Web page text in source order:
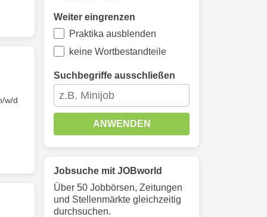
w/d
Weiter eingrenzen
Praktika ausblenden
keine Wortbestandteile
Suchbegriffe ausschließen
ANWENDEN
Jobsuche mit JOBworld
Über 50 Jobbörsen, Zeitungen
und Stellenmärkte gleichzeitig
durchsuchen.